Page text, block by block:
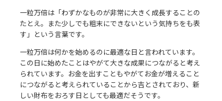
一粒万倍は「わずかなものが非常に大きく成長することの
たとえ。また少しでも粗末にできないという気持ちをも表
す」という言葉です。
一粒万倍は何かを始めるのに最適な日と言われています。
この日に始めたことはやがて大きな成果につながると考え
られています。お金を出すこともやがてお金が増えること
につながると考えられていることから吉とされており、新
しい財布をおろす日としても最適だそうです。